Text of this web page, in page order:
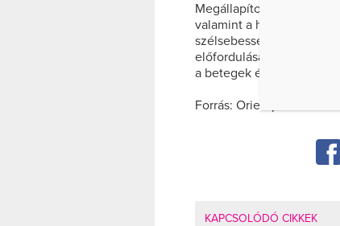
Megállapították, hogy a
valamint a hátfájás között
szélsebesség és a
előfordulását, de ez a
a betegek életminőségére.
Forrás: Orientpress
KAPCSOLÓDÓ CIKKEK